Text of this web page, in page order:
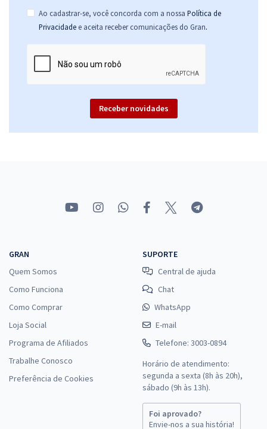
Ao cadastrar-se, você concorda com a nossa Política de
Privacidade e aceita receber comunicações do Gran.
Receber novidades
GRAN
Quem Somos
Como Funciona
Como Comprar
Loja Social
Programa de Afiliados
Trabalhe Conosco
Preferência de Cookies
SUPORTE
Central de ajuda
Chat
WhatsApp
E-mail
Telefone: 3003-0894
Horário de atendimento:
segunda a sexta (8h às 20h),
sábado (9h às 13h).
Foi aprovado?
Envie-nos a sua história!